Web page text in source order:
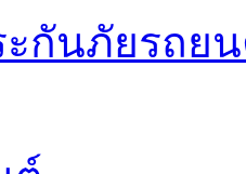
ะกันภัยรถย